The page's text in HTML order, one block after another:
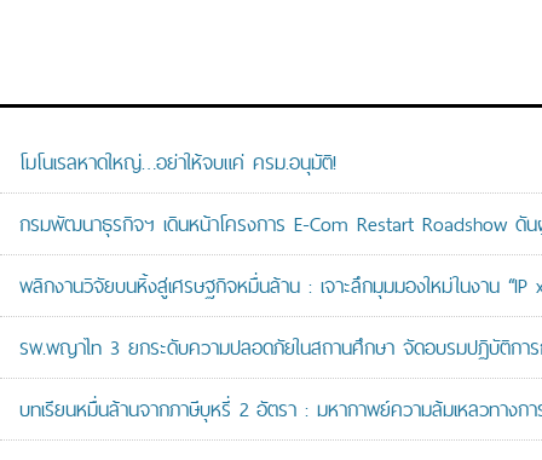
โมโนเรลหาดใหญ่…อย่าให้จบแค่ ครม.อนุมัติ!
กรมพัฒนาธุรกิจฯ เดินหน้าโครงการ E-Com Restart Roadshow ดั
พลิกงานวิจัยบนหิ้งสู่เศรษฐกิจหมื่นล้าน : เจาะลึกมุมมองใหม่ในงาน “IP
รพ.พญาไท 3 ยกระดับความปลอดภัยในสถานศึกษา จัดอบรมปฏิบัติกา
บทเรียนหมื่นล้านจากภาษีบุหรี่ 2 อัตรา : มหากาพย์ความล้มเหลวทางก